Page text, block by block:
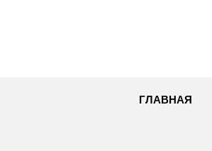
ГЛАВНАЯ